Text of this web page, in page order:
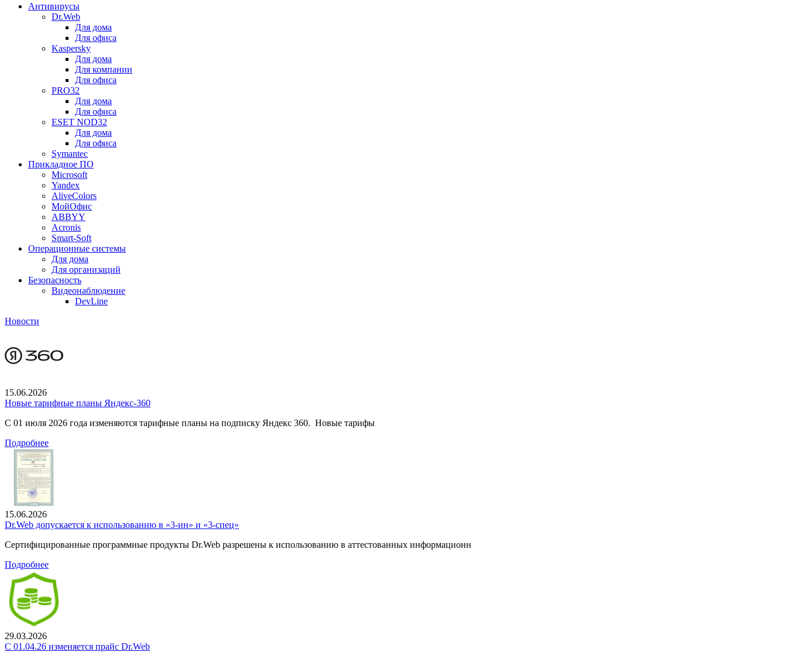
Антивирусы
Dr.Web
Для дома
Для офиса
Kaspersky
Для дома
Для компании
Для офиса
PRO32
Для дома
Для офиса
ESET NOD32
Для дома
Для офиса
Symantec
Прикладное ПО
Microsoft
Yandex
AliveColors
МойОфис
ABBYY
Acronis
Smart-Soft
Операционные системы
Для дома
Для организаций
Безопасность
Видеонаблюдение
DevLine
Новости
15.06.2026
Новые тарифные планы Яндекс-360
С 01 июля 2026 года изменяются тарифные планы на подписку Яндекс 360. Новые тарифы
Подробнее
15.06.2026
Dr.Web допускается к использованию в «3-ин» и «3-спец»
Сертифицированные программные продукты Dr.Web разрешены к использованию в аттестованных информационн
Подробнее
29.03.2026
С 01.04.26 изменяется прайс Dr.Web